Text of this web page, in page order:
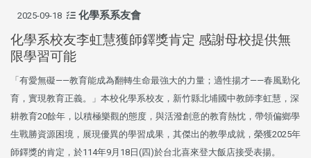
2025-09-18 化學系系友會
化學系校友李虹慧獲師鐸獎肯定 感謝母校提供無
限學習可能
「有愛無礙——教育能成為翻轉生命最強大的力量；適性揚才——春風勤化
育，實現教育正義。」本校化學系校友，新竹縣北埔國中教師李虹慧，深
耕教育20餘年，以積極樂觀的態度，與活潑創意的教育熱忱，帶領偏鄉學
生戰勝資源困境，展現優異的學習成果，其傑出的教學成就，榮獲2025年
師鐸獎的肯定，於114年9月18日(四)於台北喜來登大飯店接受表揚。